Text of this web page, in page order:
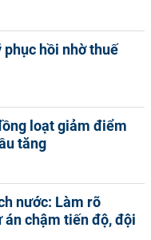
hồi nhờ thuế
loạt giảm điểm
tăng
nước: Làm rõ
chậm tiến độ, đội